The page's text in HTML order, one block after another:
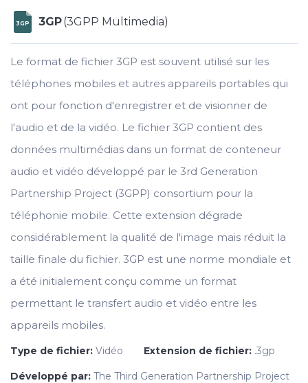
3GP 3GP(3GPP Multimedia)
Le format de fichier 3GP est souvent utilisé sur les
téléphones mobiles et autres appareils portables qui
ont pour fonction d'enregistrer et de visionner de
l'audio et de la vidéo. Le fichier 3GP contient des
données multimédias dans un format de conteneur
audio et vidéo développé par le 3rd Generation
Partnership Project (3GPP) consortium pour la
téléphonie mobile. Cette extension dégrade
considérablement la qualité de l'image mais réduit la
taille finale du fichier. 3GP est une norme mondiale et
a été initialement conçu comme un format
permettant le transfert audio et vidéo entre les
appareils mobiles.
Type de fichier: Vidéo Extension de fichier: .3gp
Développé par: The Third Generation Partnership Project